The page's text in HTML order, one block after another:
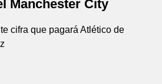
Manchester City